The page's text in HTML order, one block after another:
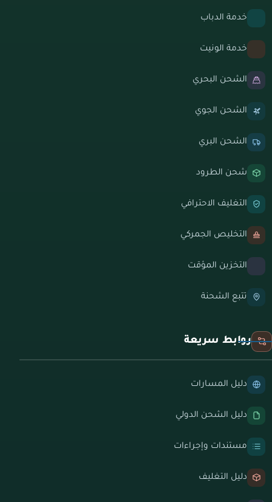
خدمة الدباب
خدمة الونيت
الشحن البحري
الشحن الجوي
الشحن البري
شحن الطرود
التغليف الاحترافي
التخليص الجمركي
التخزين المؤقت
تتبع الشحنة
روابط سريعة
دليل المسارات
دليل الشحن الدولي
مستندات وإجراءات
دليل التغليف